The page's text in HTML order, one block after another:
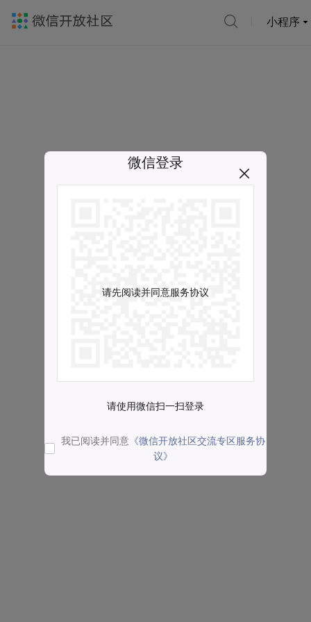
小程序
微信登录
请先阅读并同意服务协议
请使用微信扫一扫登录
我已阅读并同意 《微信开放社区交流专区服务协
议》